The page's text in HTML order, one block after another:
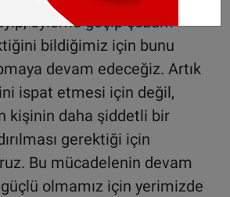
eyleme geçip çözüm
bildiğimiz için bunu
devam edeceğiz. Artık
ispat etmesi için değil,
kişinin daha şiddetli bir
gerektiği için
Bu mücadelenin devam
olmamız için yerimizde